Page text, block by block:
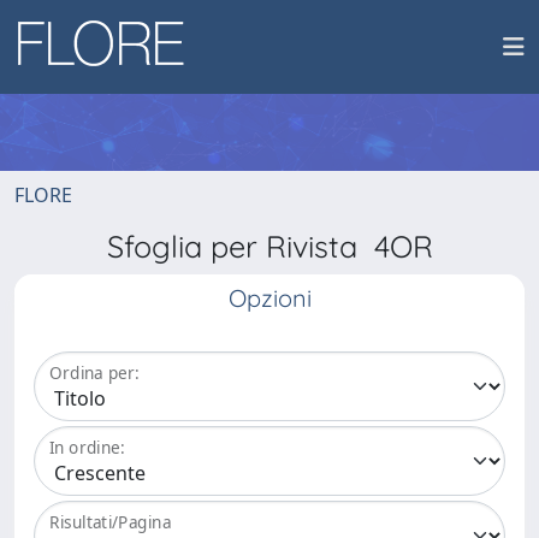
FLORE
Sfoglia per Rivista 4OR
Opzioni
Ordina per:
In ordine:
Risultati/Pagina